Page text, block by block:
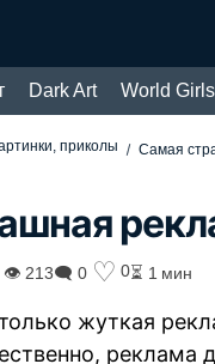
Dark Art World Girls
приколы Самая
👁 213🗨 0 ♡ 0⏳ 1 мин
жуткая